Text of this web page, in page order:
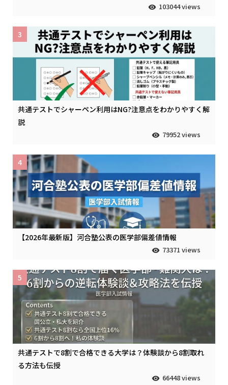
103044 views
共通テストでシャーペン利用はNG?注意点をわかりやすく解
説
79952 views
3
【2026年最新版】河合塾公表の医学部偏差値情報
73371 views
4
共通テストで8割で合格できる大学は？体験談から8割取れ
る方法も伝授
66448 views
5